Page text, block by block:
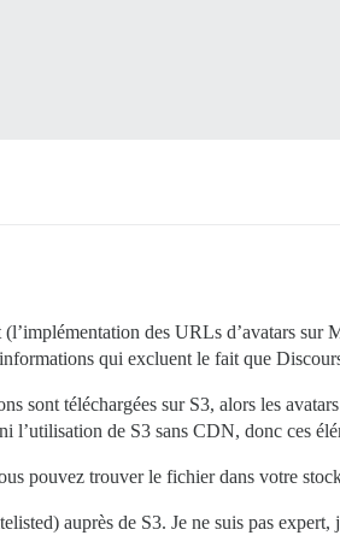
des URLs d’avatars sur
qui excluent le fait que
sont téléchargées sur S3, alors les
l’utilisation de S3 sans CDN, donc ces
pouvez trouver le fichier dans votre
auprès de S3. Je ne suis pas